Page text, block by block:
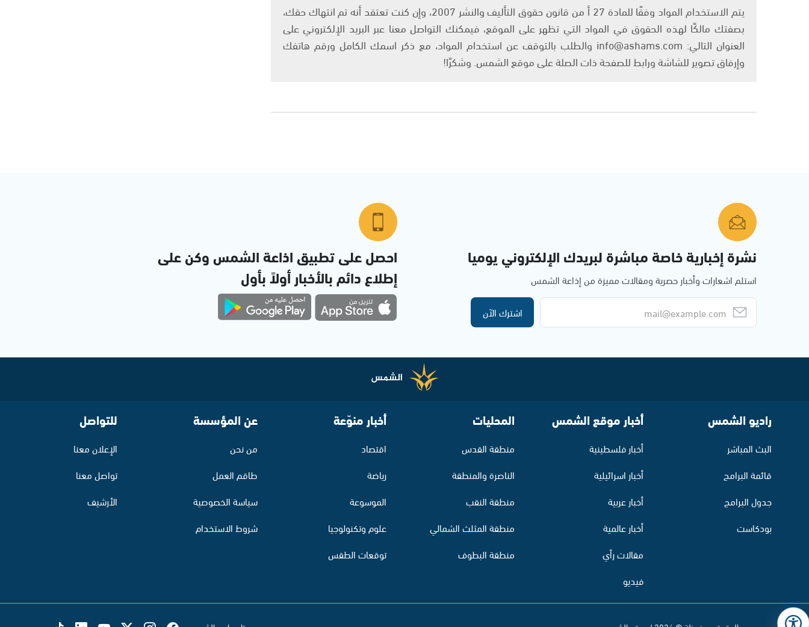
يتم الاستخدام المواد وفقًا للمادة 27 أ من قانون حقوق التأليف والنشر 2007، وإن كنت تعتقد أنه تم انتهاك حقك،
بصفتك مالكًا لهذه الحقوق في المواد التي تظهر على الموقع، فيمكنك التواصل معنا عبر البريد الإلكتروني على
العنوان التالي: info@ashams.com والطلب بالتوقف عن استخدام المواد، مع ذكر اسمك الكامل ورقم هاتفك
وإرفاق تصوير للشاشة ورابط للصفحة ذات الصلة على موقع الشمس. وشكرًا!
نشرة إخبارية خاصة مباشرة لبريدك الإلكتروني يوميا
استلم اشعارات وأخبار حصرية ومقالات مميزة من إذاعة الشمس
اشترك الآن
احصل على تطبيق اذاعة الشمس وكن على
إطلاع دائم بالأخبار أولاً بأول
راديو الشمس
البث المباشر
قائمة البرامج
جدول البرامج
بودكاست
أخبار موقع الشمس
أخبار فلسطينية
أخبار اسرائيلية
أخبار عربية
أخبار عالمية
مقالات رأي
فيديو
المحليات
منطقة القدس
الناصرة والمنطقة
منطقة النقب
منطقة المثلث الشمالي
منطقة البطوف
أخبار منوّعة
اقتصاد
رياضة
الموسوعة
علوم وتكنولوجيا
توقعات الطقس
عن المؤسسة
من نحن
طاقم العمل
سياسة الخصوصية
شروط الاستخدام
للتواصل
الإعلان معنا
تواصل معنا
الأرشيف